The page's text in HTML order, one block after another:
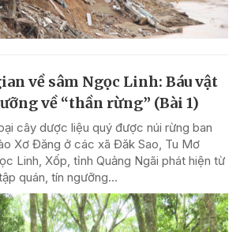
về sâm Ngọc Linh: Báu vật
về “thần rừng” (Bài 1)
cây dược liệu quý được núi rừng ban
Xơ Đăng ở các xã Đăk Sao, Tu Mơ
Linh, Xốp, tỉnh Quảng Ngãi phát hiện từ
quán, tín ngưỡng...